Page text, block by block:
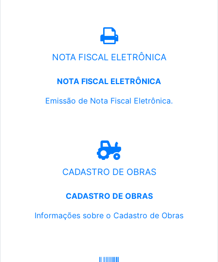
NOTA FISCAL ELETRÔNICA
NOTA FISCAL ELETRÔNICA
Emissão de Nota Fiscal Eletrônica.
CADASTRO DE OBRAS
CADASTRO DE OBRAS
Informações sobre o Cadastro de Obras